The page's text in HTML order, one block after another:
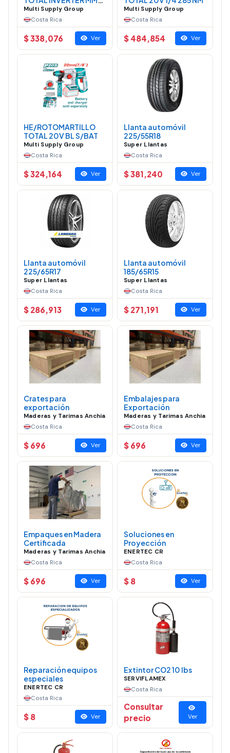
MINI 130A
Multi Supply Group
Costa Rica
$ 338,076 Ver
Multi Supply Group
Costa Rica
$ 484,854 Ver
HE/ROTOMARTILLO
TOTAL 20V BL S/BAT
Multi Supply Group
Costa Rica
$ 324,164 Ver
Llanta automóvil
225/55R18
Super Llantas
Costa Rica
$ 381,240 Ver
Llanta automóvil
225/65R17
Super Llantas
Costa Rica
$ 286,913 Ver
Llanta automóvil
185/65R15
Super Llantas
Costa Rica
$ 271,191 Ver
Crates para
exportación
Maderas y Tarimas Anchia
Costa Rica
$ 696 Ver
Embalajes para
Exportación
Maderas y Tarimas Anchia
Costa Rica
$ 696 Ver
Empaques en Madera
Certificada
Maderas y Tarimas Anchia
Costa Rica
$ 696 Ver
Soluciones en
Proyección
ENERTEC CR
Costa Rica
$ 8 Ver
Reparación equipos
especiales
ENERTEC CR
Costa Rica
$ 8 Ver
Extintor CO2 10 lbs
SERVIFLAMEX
Costa Rica
Consultar
precio
Ver